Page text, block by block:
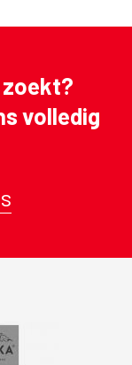
zoekt?
volledig